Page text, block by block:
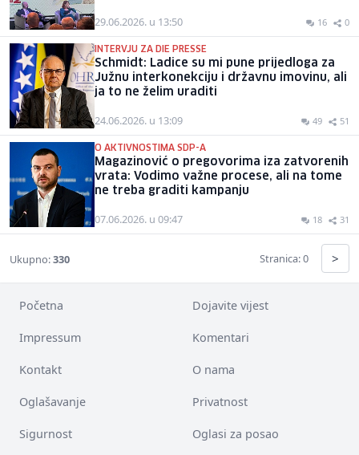
29.06.2026. u 13:50 16 0
INTERVJU ZA DIE PRESSE
Schmidt: Ladice su mi pune prijedloga za
Južnu interkonekciju i državnu imovinu, ali
ja to ne želim uraditi
24.06.2026. u 13:09 49 51
O AKTIVNOSTIMA SDP-A
Magazinović o pregovorima iza zatvorenih
vrata: Vodimo važne procese, ali na tome
ne treba graditi kampanju
07.06.2026. u 09:47 18 31
Ukupno:330 Stranica: 0 >
Početna Dojavite vijest
Impressum Komentari
Kontakt O nama
Oglašavanje Privatnost
Sigurnost Oglasi za posao